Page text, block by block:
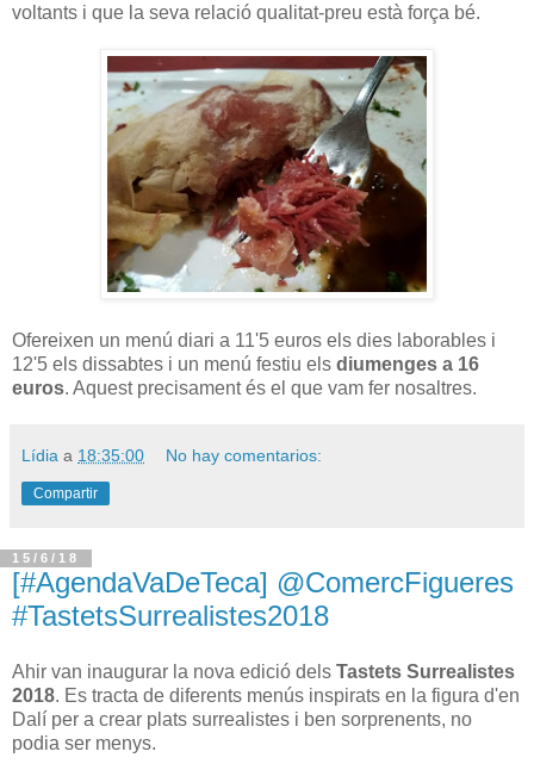
voltants i que la seva relació qualitat-preu està força bé.
Ofereixen un menú diari a 11'5 euros els dies laborables i
12'5 els dissabtes i un menú festiu els diumenges a 16
euros. Aquest precisament és el que vam fer nosaltres.
Lídia a 18:35:00 No hay comentarios:
Compartir
15/6/18
[#AgendaVaDeTeca] @ComercFigueres
#TastetsSurrealistes2018
Ahir van inaugurar la nova edició dels Tastets Surrealistes
2018. Es tracta de diferents menús inspirats en la figura d'en
Dalí per a crear plats surrealistes i ben sorprenents, no
podia ser menys.